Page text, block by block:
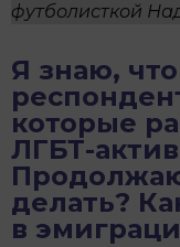
футболисткой
Я знаю,
которые
ЛГБТ-
делать?
в